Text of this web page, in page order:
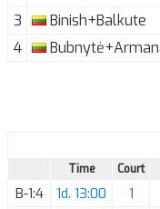
3
Binish+Balkute
4
Time Court
B-1:4 1d. 13:00 1